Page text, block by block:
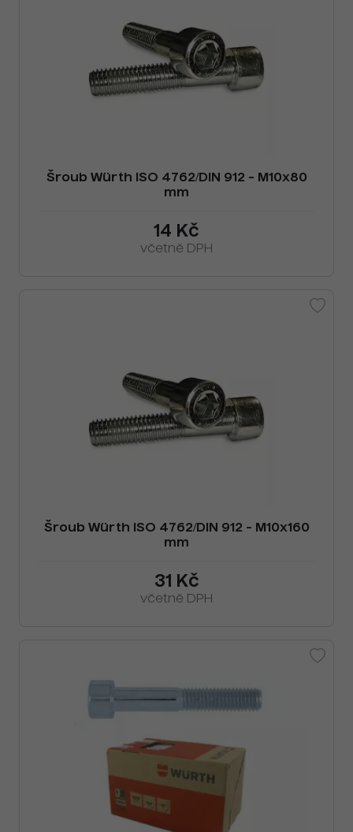
Šroub Würth ISO 4762/DIN 912 - M10x80
mm
14 Kč
včetně DPH
Šroub Würth ISO 4762/DIN 912 - M10x160
mm
31 Kč
včetně DPH